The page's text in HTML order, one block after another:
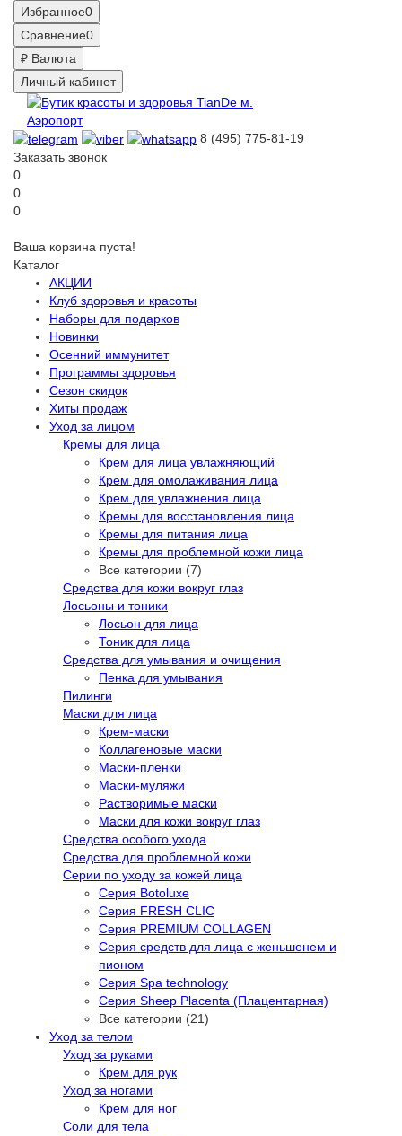
Избранное0
Сравнение0
₽ Валюта
Личный кабинет
8 (495) 775-81-19
Заказать звонок
0
0
0
Ваша корзина пуста!
Каталог
АКЦИИ
Клуб здоровья и красоты
Наборы для подарков
Новинки
Осенний иммунитет
Программы здоровья
Сезон скидок
Хиты продаж
Уход за лицом
Кремы для лица
Крем для лица увлажняющий
Крем для омолаживания лица
Крем для увлажнения лица
Кремы для восстановления лица
Кремы для питания лица
Кремы для проблемной кожи лица
Все категории (7)
Средства для кожи вокруг глаз
Лосьоны и тоники
Лосьон для лица
Тоник для лица
Средства для умывания и очищения
Пенка для умывания
Пилинги
Маски для лица
Крем-маски
Коллагеновые маски
Маски-пленки
Маски-муляжи
Растворимые маски
Маски для кожи вокруг глаз
Средства особого ухода
Средства для проблемной кожи
Серии по уходу за кожей лица
Серия Botoluxe
Серия FRESH CLIC
Серия PREMIUM COLLAGEN
Серия средств для лица с женьшенем и
пионом
Серия Spa technology
Серия Sheep Placenta (Плацентарная)
Все категории (21)
Уход за телом
Уход за руками
Крем для рук
Уход за ногами
Крем для ног
Соли для тела